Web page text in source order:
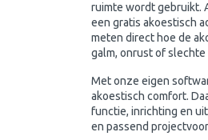
ruimte wordt gebruikt.
een gratis akoestisch
meten direct hoe de
galm, onrust of slechte
Met onze eigen
akoestisch comfort.
functie, inrichting en
en passend